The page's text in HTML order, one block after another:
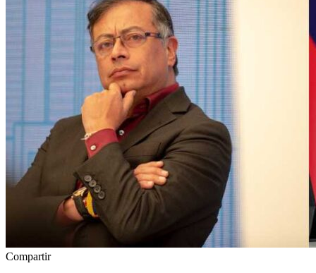
Compartir